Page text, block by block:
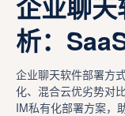
析：
企业聊天软件部署方
化、混合云优劣势对
IM私有化部署方案，